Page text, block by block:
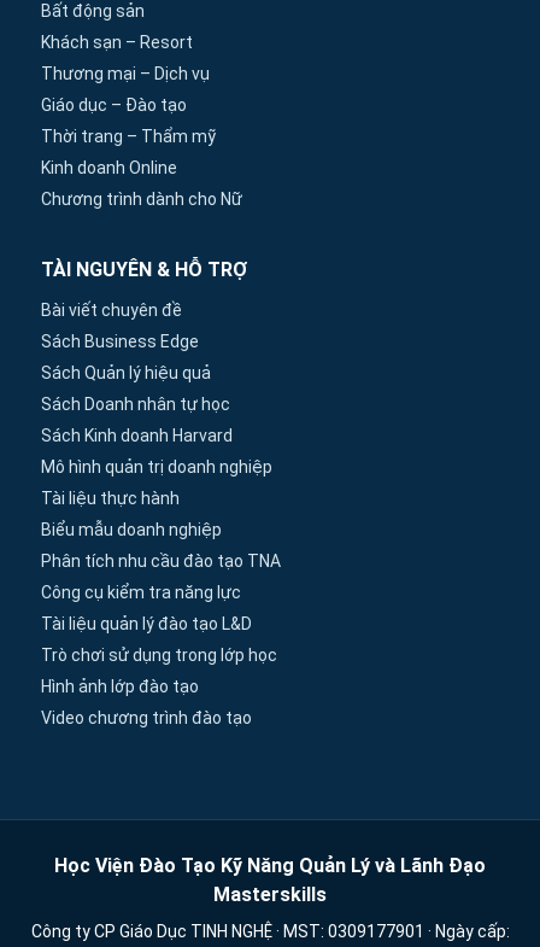
Bất động sản
Khách sạn – Resort
Thương mại – Dịch vụ
Giáo dục – Đào tạo
Thời trang – Thẩm mỹ
Kinh doanh Online
Chương trình dành cho Nữ
TÀI NGUYÊN & HỖ TRỢ
Bài viết chuyên đề
Sách Business Edge
Sách Quản lý hiệu quả
Sách Doanh nhân tự học
Sách Kinh doanh Harvard
Mô hình quản trị doanh nghiệp
Tài liệu thực hành
Biểu mẫu doanh nghiệp
Phân tích nhu cầu đào tạo TNA
Công cụ kiểm tra năng lực
Tài liệu quản lý đào tạo L&D
Trò chơi sử dụng trong lớp học
Hình ảnh lớp đào tạo
Video chương trình đào tạo
Học Viện Đào Tạo Kỹ Năng Quản Lý và Lãnh Đạo
Masterskills
Công ty CP Giáo Dục TINH NGHỆ · MST: 0309177901 · Ngày cấp: